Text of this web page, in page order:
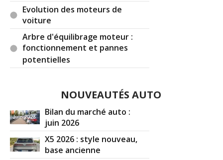
Evolution des moteurs de
voiture
Arbre d'équilibrage moteur :
fonctionnement et pannes
potentielles
NOUVEAUTÉS AUTO
Bilan du marché auto :
juin 2026
X5 2026 : style nouveau,
base ancienne